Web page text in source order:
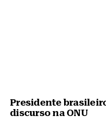
Presidente
discurso na ONU